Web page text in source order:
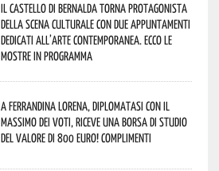
Il Castello di Bernalda torna protagonista
della scena culturale con due appuntamenti
dedicati all’arte contemporanea. Ecco le
mostre in programma
A Ferrandina Lorena, diplomatasi con il
massimo dei voti, riceve una borsa di studio
del valore di 800 euro! Complimenti